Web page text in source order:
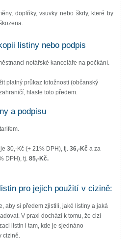
doplňky, vsuvky nebo škrty, které by
listiny nebo podpis
notářské kanceláře na počkání.
platný průkaz totožnosti (občanský
hlaste toto předem.
a podpisu
30,-Kč (+ 21% DPH), tj. 36,-Kč a za
DPH), tj. 85,-Kč.
pro jejich použití v cizině:
aby si předem zjistili, jaké listiny a jaká
V praxi dochází k tomu, že cizí
listin i tam, kde je sjednáno
cizině.